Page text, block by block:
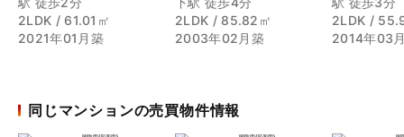
2LDK / 61.01㎡
2021年01月築
2LDK / 85.82㎡
2003年02月築
2LDK /
2014年03
同じマンションの売買物件情報